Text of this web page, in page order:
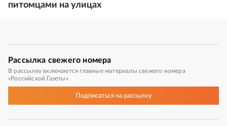
питомцами на улицах
Рассылка свежего номера
В рассылку включаются главные материалы свежего номера
«Российской Газеты»
Подписатьсяна рассылку